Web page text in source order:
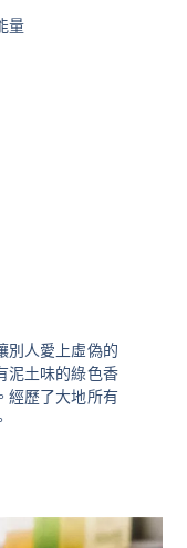
量
別人愛上虛偽的
泥土味的綠色香
經歷了大地所有